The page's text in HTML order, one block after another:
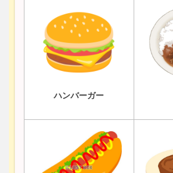
ハンバーガー